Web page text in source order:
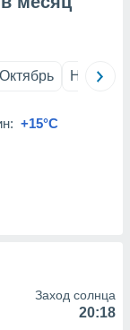
Октябрь Ноябрь
+15°C
Заход солнца
20:18